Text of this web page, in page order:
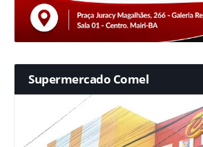
Supermercado Comel